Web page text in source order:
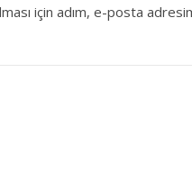
için adım, e-posta